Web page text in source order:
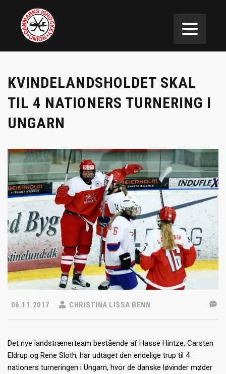
KVINDELANDSHOLDET SKAL
TIL 4 NATIONERS TURNERING I
UNGARN
06.11.2017 CHRISTINA LISSA BENN
Det nye landstrænerteam bestående af Hasse Hintze, Carsten
Eldrup og Rene Sloth, har udtaget den endelige trup til 4
nationers turneringen i Ungarn, hvor de danske løvinder møder